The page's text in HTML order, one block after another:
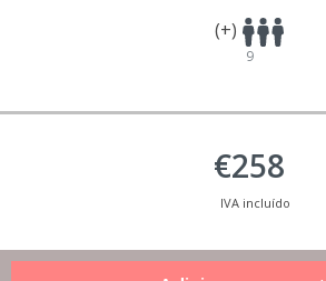
(+)
9
€258
IVA incluído